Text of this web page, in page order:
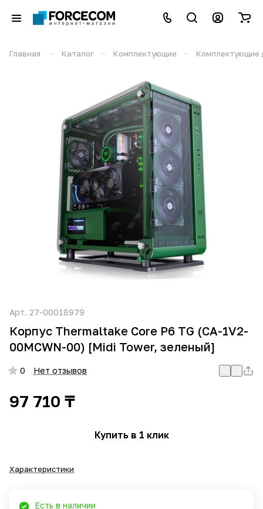
Главная – Каталог – Комплектующие – Комплектующие
Арт. 27-00018979
Корпус Thermaltake Core P6 TG (CA-1V2-
00MCWN-00) [Midi Tower, зеленый]
0 Нет отзывов
97 710 ₸
Купить в 1 клик
Характеристики
Есть в наличии